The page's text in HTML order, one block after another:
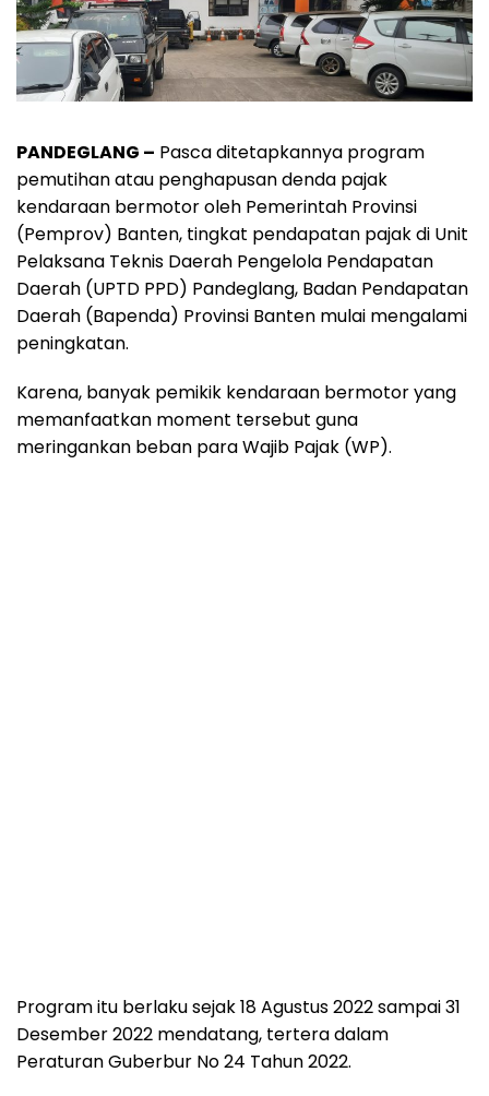
PANDEGLANG – Pasca ditetapkannya program
pemutihan atau penghapusan denda pajak
kendaraan bermotor oleh Pemerintah Provinsi
(Pemprov) Banten, tingkat pendapatan pajak di Unit
Pelaksana Teknis Daerah Pengelola Pendapatan
Daerah (UPTD PPD) Pandeglang, Badan Pendapatan
Daerah (Bapenda) Provinsi Banten mulai mengalami
peningkatan.
Karena, banyak pemikik kendaraan bermotor yang
memanfaatkan moment tersebut guna
meringankan beban para Wajib Pajak (WP).
Program itu berlaku sejak 18 Agustus 2022 sampai 31
Desember 2022 mendatang, tertera dalam
Peraturan Guberbur No 24 Tahun 2022.